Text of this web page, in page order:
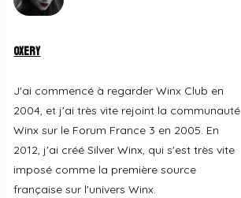
Oxery
J'ai commencé à regarder Winx Club en
2004, et j'ai très vite rejoint la communauté
Winx sur le Forum France 3 en 2005. En
2012, j'ai créé Silver Winx, qui s'est très vite
imposé comme la première source
française sur l'univers Winx.